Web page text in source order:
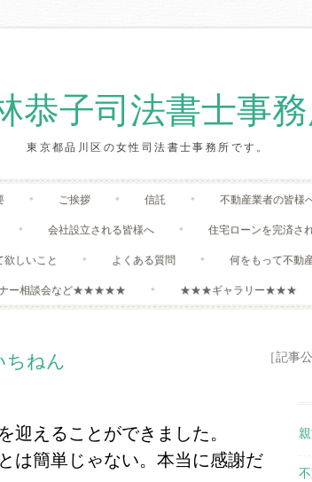
恭子司法書士事
東京都品川区の女性司法書士事務所です。
Skip
to
content
ご挨拶 信託 不動産業者の皆様
会社設立される皆様へ 住宅ローンを完済さ
欲しいこと よくある質問 何をもって不動
相談会など★★★★★ ★★★ギャラリー★★★
［記事
ちねん
えることができました。
は簡単じゃない。本当に感謝だ